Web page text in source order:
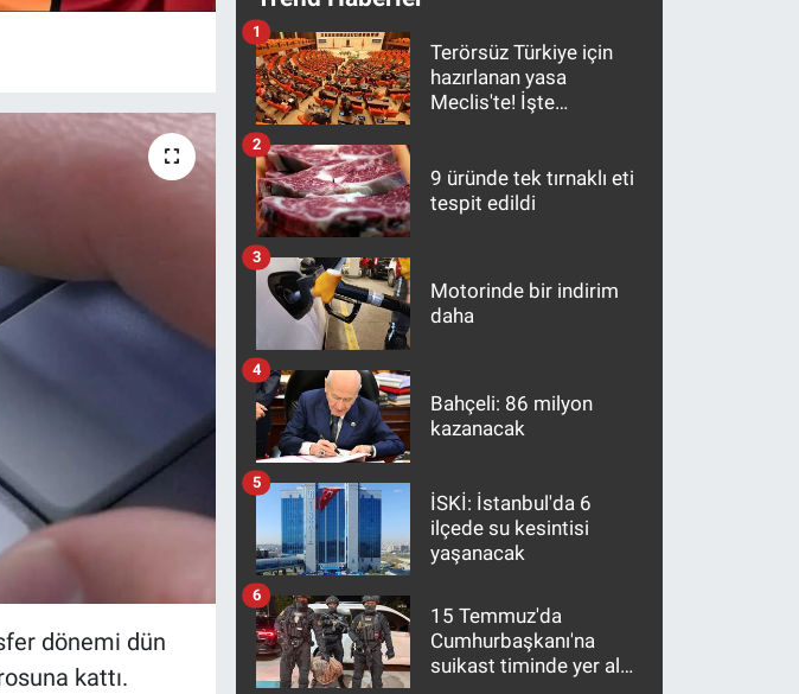
dönemi dün
kattı.
Terörsüz Türkiye için
hazırlanan yasa
Meclis'te! İşte
1
9 üründe tek tırnaklı eti
tespit edildi
2
Motorinde bir indirim
daha
3
Bahçeli: 86 milyon
kazanacak
4
İSKİ: İstanbul'da 6
ilçede su kesintisi
yaşanacak
5
15 Temmuz'da
Cumhurbaşkanı'na
suikast timinde yer alan
6